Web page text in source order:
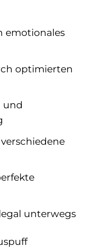
emotionales
optimierten
und
unterwegs